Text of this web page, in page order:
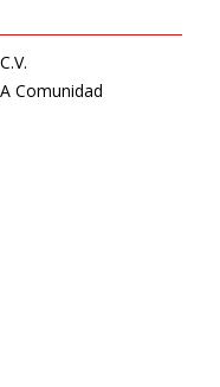
Comunidad